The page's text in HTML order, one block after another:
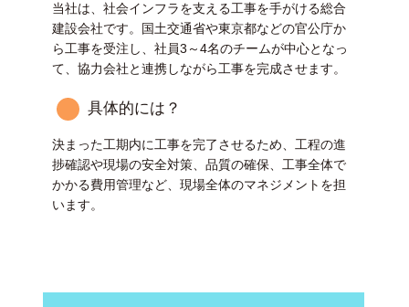
当社は、社会インフラを支える工事を手がける総合
建設会社です。国土交通省や東京都などの官公庁か
ら工事を受注し、社員3～4名のチームが中心となっ
て、協力会社と連携しながら工事を完成させます。
具体的には？
決まった工期内に工事を完了させるため、工程の進
捗確認や現場の安全対策、品質の確保、工事全体で
かかる費用管理など、現場全体のマネジメントを担
います。